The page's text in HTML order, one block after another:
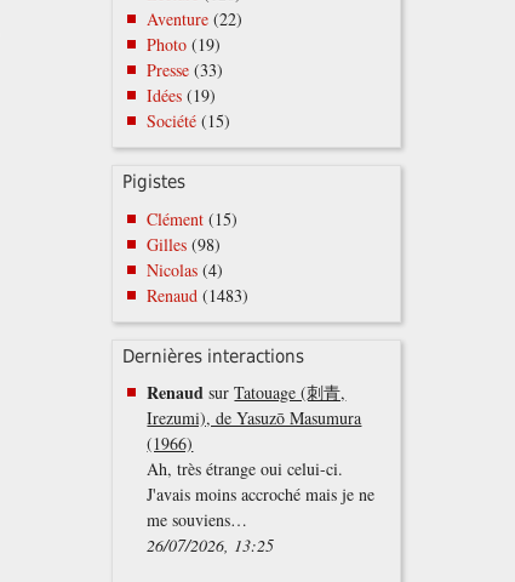
Aventure (22)
Photo (19)
Presse (33)
Idées (19)
Société (15)
Pigistes
Clément (15)
Gilles (98)
Nicolas (4)
Renaud (1483)
Dernières interactions
Renaud surTatouage (刺青,
Irezumi), de Yasuzō Masumura
(1966)
Ah, très étrange oui celui-ci.
J'avais moins accroché mais je ne
me souviens…
26/07/2026, 13:25